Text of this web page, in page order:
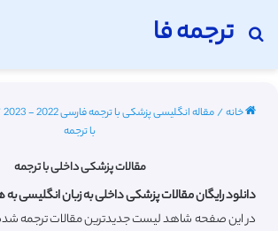
ترجمه فا
جستجو برای
خانه/مقاله انگلیسی پزشکی با ترجمه فارسی 2022 - 2023
با ترجمه
مقالات پزشکی داخلی با ترجمه
دانلود رایگان مقالات پزشکی داخلی به زبان انگلیسی
در این صفحه شاهد لیست جدیدترین مقالات ترجمه